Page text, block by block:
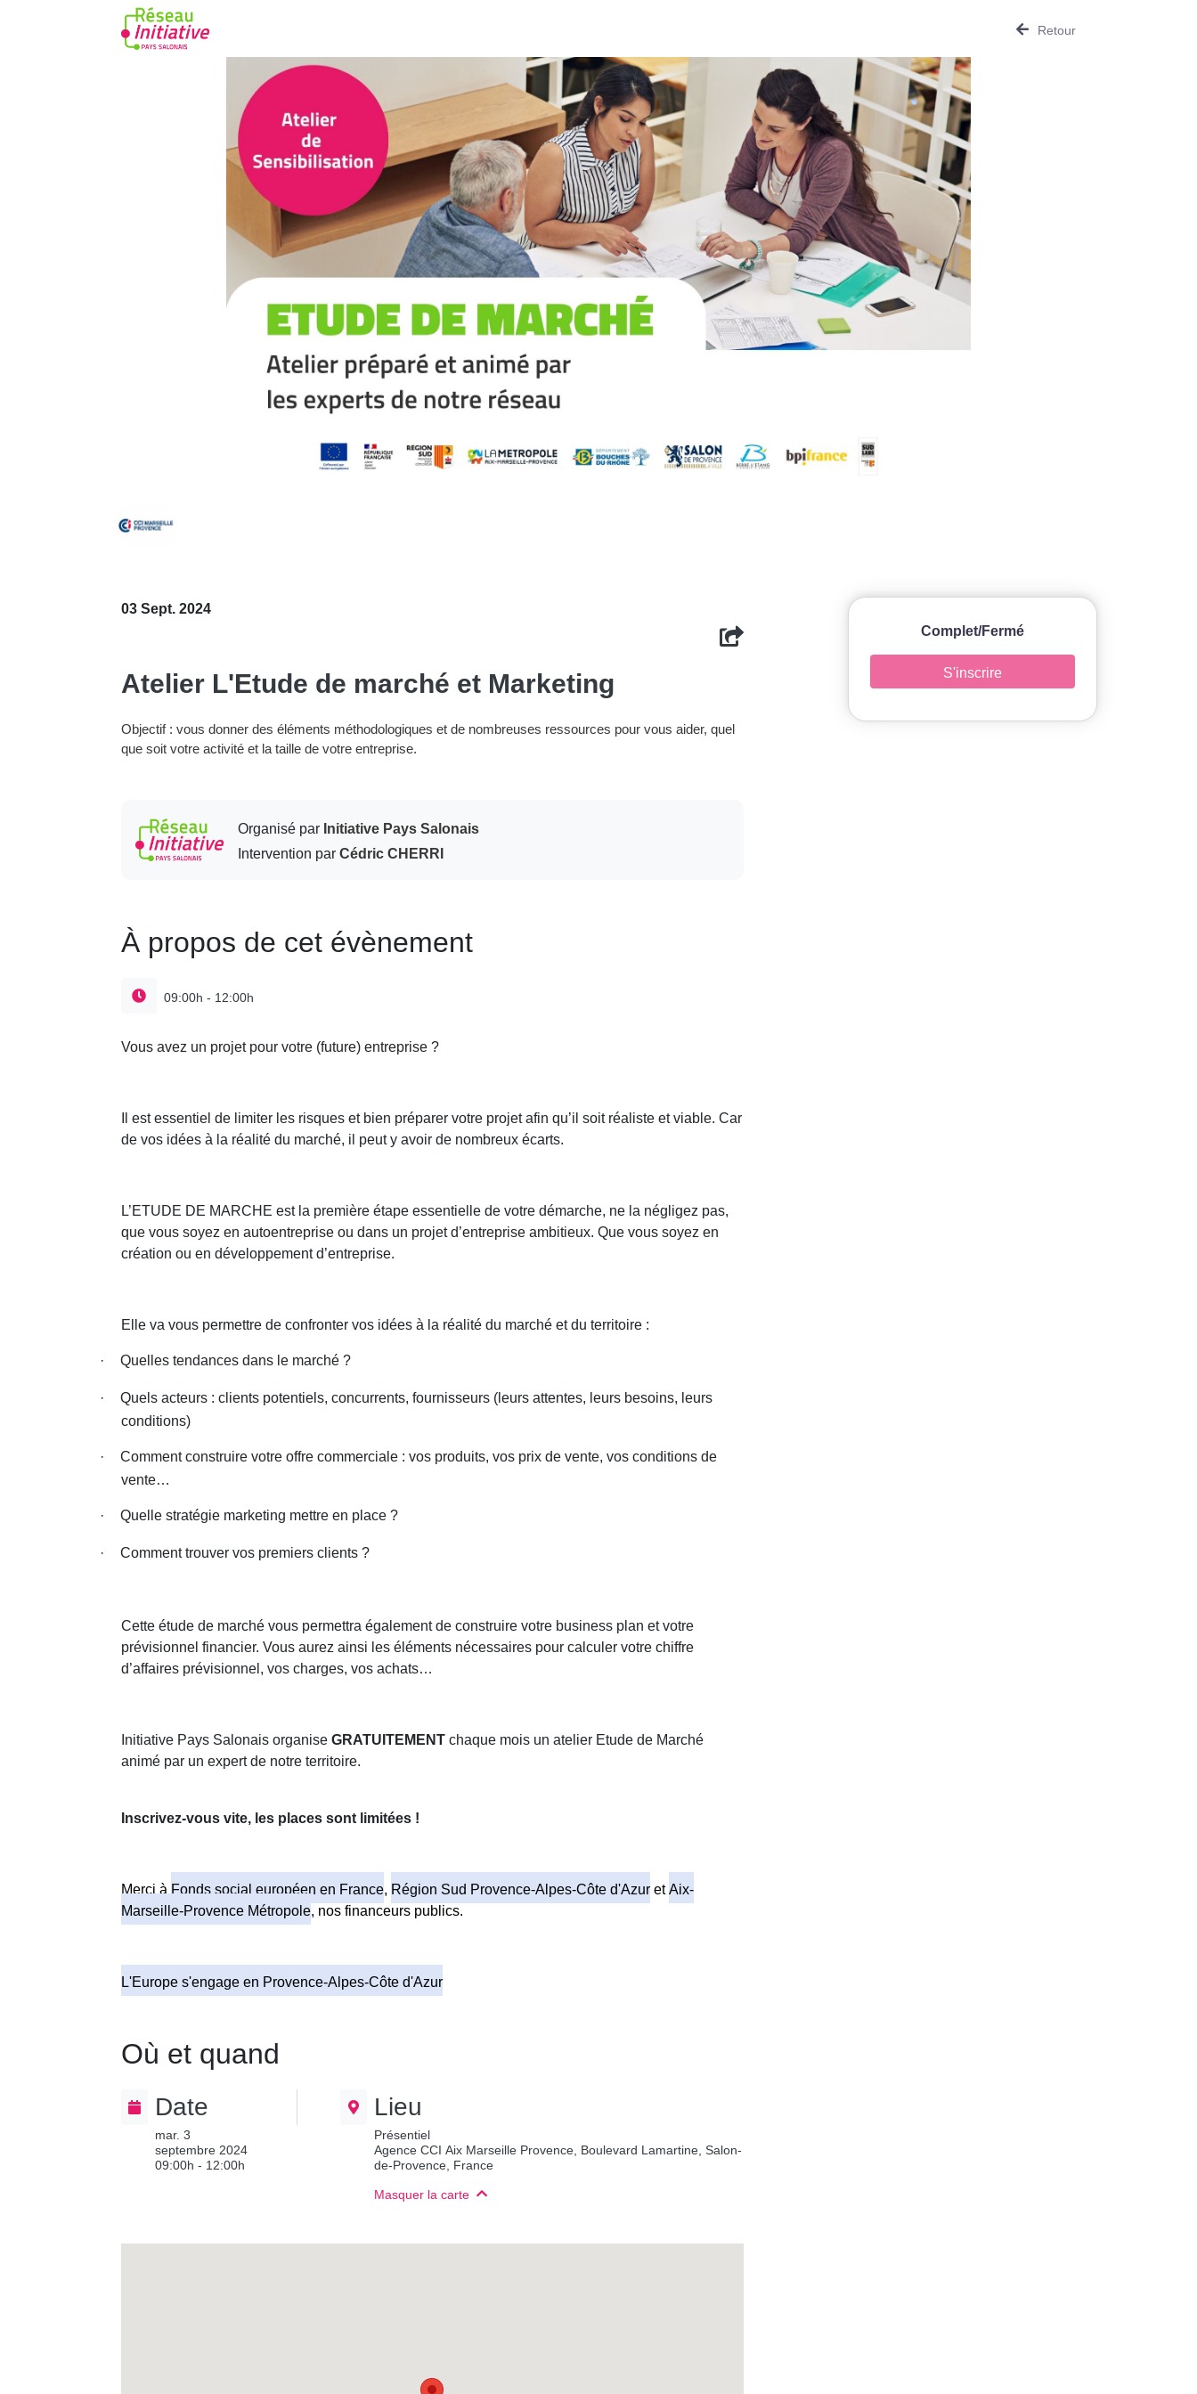
Retour
03 Sept. 2024
Atelier L'Etude de marché et Marketing
Objectif : vous donner des éléments méthodologiques et de nombreuses ressources pour vous aider, quel
que soit votre activité et la taille de votre entreprise.
Organisé parInitiative Pays Salonais
Intervention parCédric CHERRI
À propos de cet évènement
09:00h - 12:00h
Vous avez un projet pour votre (future) entreprise ?
Il est essentiel de limiter les risques et bien préparer votre projet afin qu’il soit réaliste et viable. Car
de vos idées à la réalité du marché, il peut y avoir de nombreux écarts.
L’ETUDE DE MARCHE est la première étape essentielle de votre démarche, ne la négligez pas,
que vous soyez en autoentreprise ou dans un projet d’entreprise ambitieux. Que vous soyez en
création ou en développement d’entreprise.
Elle va vous permettre de confronter vos idées à la réalité du marché et du territoire :
· Quelles tendances dans le marché ?
· Quels acteurs : clients potentiels, concurrents, fournisseurs (leurs attentes, leurs besoins, leurs
conditions)
· Comment construire votre offre commerciale : vos produits, vos prix de vente, vos conditions de
vente…
· Quelle stratégie marketing mettre en place ?
· Comment trouver vos premiers clients ?
Cette étude de marché vous permettra également de construire votre business plan et votre
prévisionnel financier. Vous aurez ainsi les éléments nécessaires pour calculer votre chiffre
d’affaires prévisionnel, vos charges, vos achats…
Initiative Pays Salonais organiseGRATUITEMENTchaque mois un atelier Etude de Marché
animé par un expert de notre territoire.
Inscrivez-vous vite, les places sont limitées !
Merci àFonds social européen en France,Région Sud Provence-Alpes-Côte d'AzuretAix-
Marseille-Provence Métropole, nos financeurs publics.
L'Europe s'engage en Provence-Alpes-Côte d'Azur
Où et quand
Date
mar. 3
septembre 2024
09:00h - 12:00h
Lieu
Présentiel
Agence CCI Aix Marseille Provence, Boulevard Lamartine, Salon-
de-Provence, France
Masquer la carte
Complet/Fermé
S'inscrire